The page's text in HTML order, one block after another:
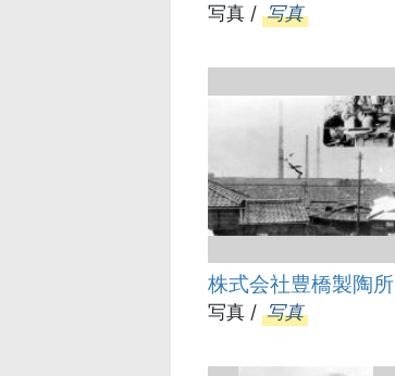
写真 / 写真
株式会社豊橋製陶所
写真 / 写真